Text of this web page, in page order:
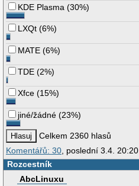
KDE Plasma (30%)
LXQt (6%)
MATE (6%)
TDE (2%)
Xfce (15%)
jiné/žádné (23%)
Celkem 2360 hlasů
Komentářů: 30, poslední 3.4. 20:20
Rozcestník
AbcLinuxu